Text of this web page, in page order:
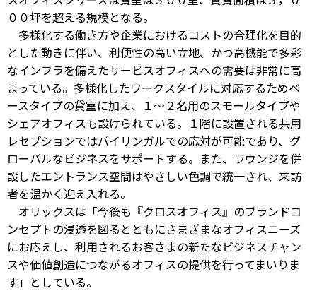
００坪を超える規模となる。
多様化する働き方や企業におけるコストの合理化を目的
とした動きに伴い、利便性の高い立地、かつ高機能で多彩
なインフラを備えたサービスオフィスへの需要は非常に高
まっている。多様化したワークスタイルに対応するためベ
ースタイプの貸室に加え、１～２名用のスモールタイプや
シェアオフィスも設けられている。１階に設置される共用
レセプションではバイリンガルでの応対が可能であり、グ
ローバルなビジネスをサポートする。また、ラウンジを併
設したエントランス空間はやさしい色調で統一され、来訪
者を温かく迎え入れる。
オリックスは「今後も『クロスオフィス』のブランドコ
ンセプトの浸透を図るとともにさまざまなオフィスニーズ
にお応えし、利用されるお客さまの新たなビジネスチャン
スや価値創造につながるオフィスの提供を行ってまいりま
す」としている。